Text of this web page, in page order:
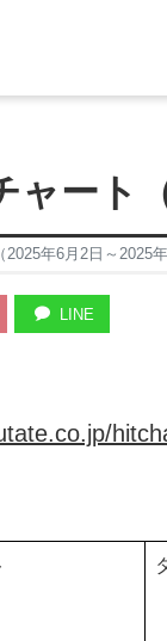
ート
年6月2日～2025年
LINE